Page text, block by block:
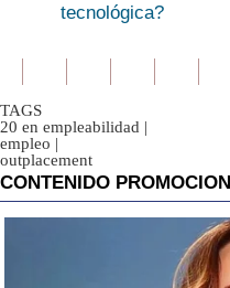
tecnológica?
TAGS
20 en empleabilidad |
empleo |
outplacement